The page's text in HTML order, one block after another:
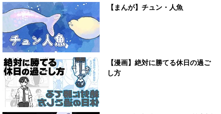
【まんが】チュン・人魚
【漫画】絶対に勝てる休日の過ご
し方